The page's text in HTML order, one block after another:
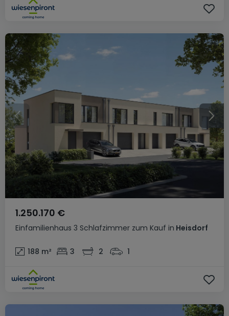
Einfamilienhaus 3 Schlafzimmer zum Kauf in Heisdorf
1.250.170 €
188 m² 3 2 1